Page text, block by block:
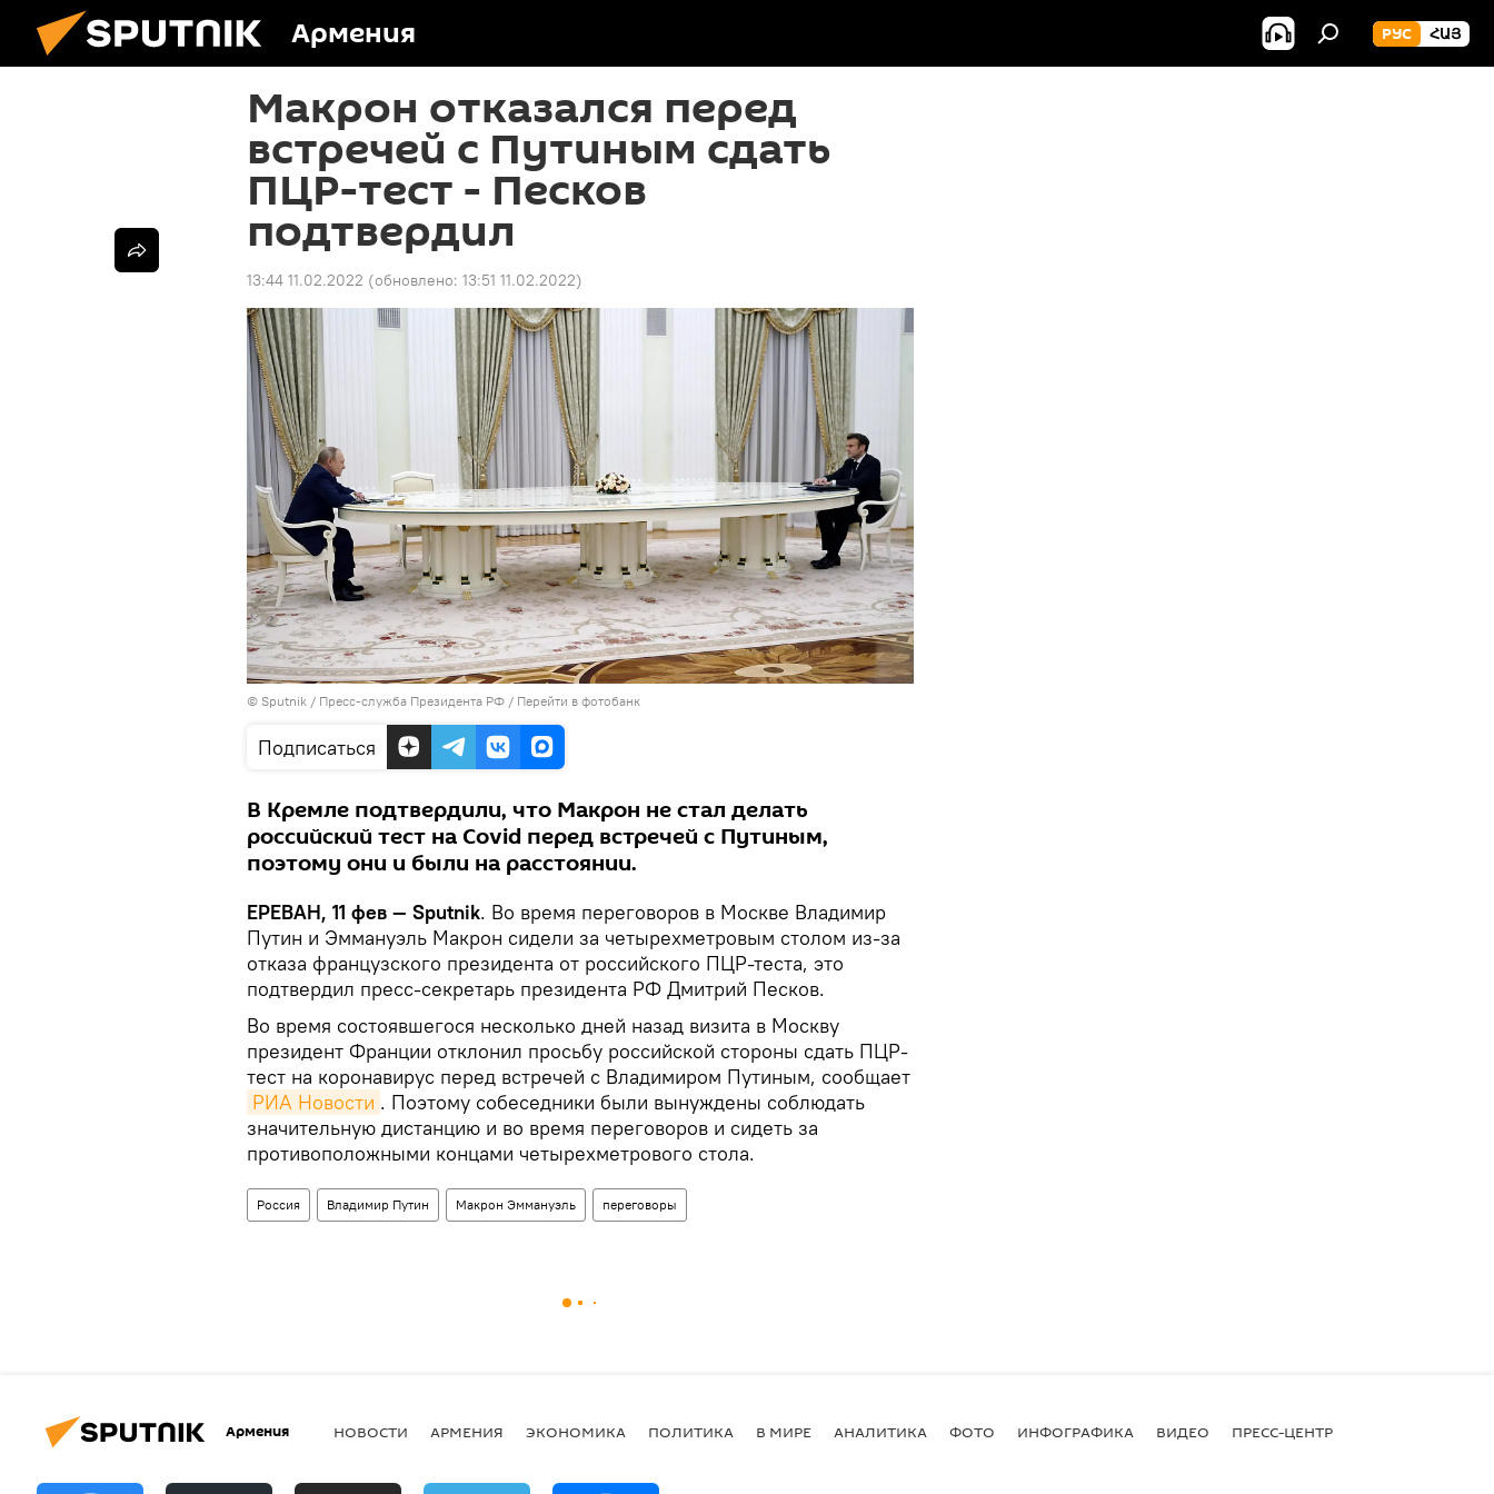
Армения РУС ՀԱՅ
Макрон отказался перед
встречей с Путиным сдать
ПЦР-тест - Песков
подтвердил
13:44 11.02.2022 (обновлено: 13:51 11.02.2022)
© Sputnik / Пресс-служба Президента РФ / Перейти в фотобанк
Подписаться
В Кремле подтвердили, что Макрон не стал делать
российский тест на Сovid перед встречей с Путиным,
поэтому они и были на расстоянии.
ЕРЕВАН, 11 фев — Sputnik. Во время переговоров в Москве Владимир
Путин и Эммануэль Макрон сидели за четырехметровым столом из-за
отказа французского президента от российского ПЦР-теста, это
подтвердил пресс-секретарь президента РФ Дмитрий Песков.
Во время состоявшегося несколько дней назад визита в Москву
президент Франции отклонил просьбу российской стороны сдать ПЦР-
тест на коронавирус перед встречей с Владимиром Путиным, сообщает
РИА Новости . Поэтому собеседники были вынуждены соблюдать
значительную дистанцию и во время переговоров и сидеть за
противоположными концами четырехметрового стола.
Россия Владимир Путин Макрон Эммануэль переговоры
Армения НОВОСТИ АРМЕНИЯ ЭКОНОМИКА ПОЛИТИКА В МИРЕ АНАЛИТИКА ФОТО ИНФОГРАФИКА ВИДЕО ПРЕСС-ЦЕНТР